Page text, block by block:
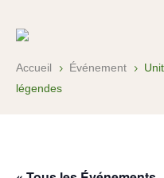
Accueil 5 Événement 5
légendes